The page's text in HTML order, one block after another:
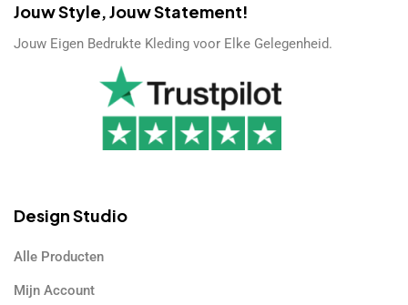
Jouw Style, Jouw Statement!
Jouw Eigen Bedrukte Kleding voor Elke Gelegenheid.
Design Studio
Alle Producten
Mijn Account